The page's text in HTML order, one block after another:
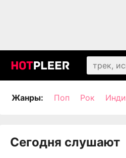
Жанры: Поп Рок Инди
Сегодня слушают